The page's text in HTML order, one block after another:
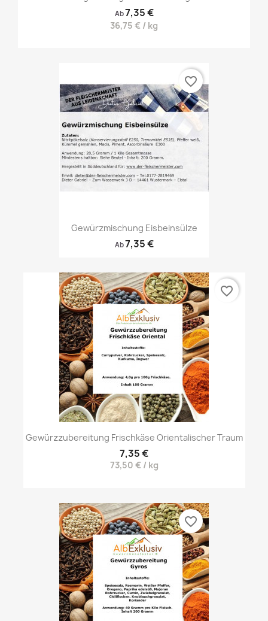
Ab7,35 €
36,75 € / kg
Gewürzmischung Eisbeinsülze
Ab7,35 €
favorite_border
Gewürzzubereitung Frischkäse Orientalischer Traum
7,35 €
73,50 € / kg
favorite_border
favorite_border